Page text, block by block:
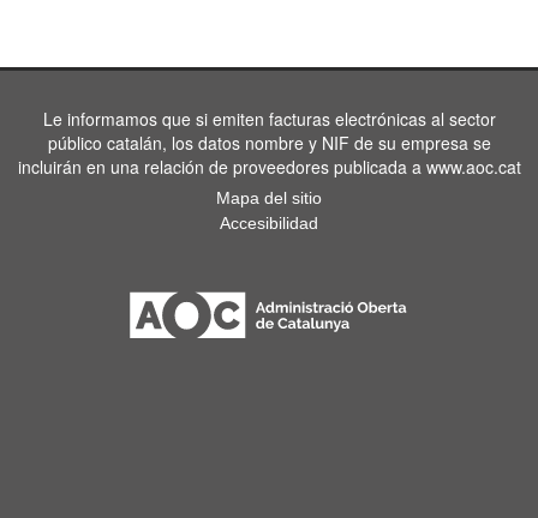
Le informamos que si emiten facturas electrónicas al sector
público catalán, los datos nombre y NIF de su empresa se
incluirán en una relación de proveedores publicada a www.aoc.cat
Mapa del sitio
Accesibilidad